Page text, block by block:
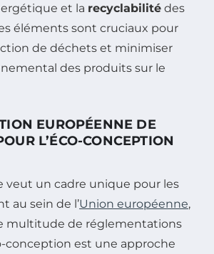
et la recyclabilité des
éléments sont cruciaux pour
de déchets et minimiser
des produits sur le
EUROPÉENNE DE
L’ÉCO-CONCEPTION
veut un cadre unique pour les
au sein de l’Union européenne,
multitude de réglementations
conception est une approche